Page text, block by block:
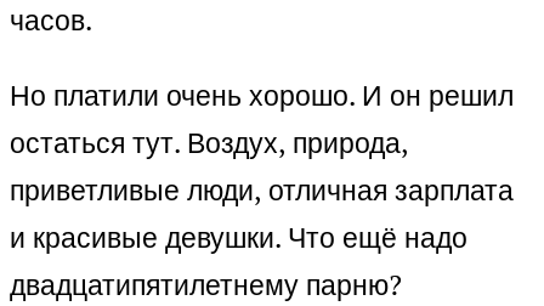
часов.
Но платили очень хорошо. И он решил
остаться тут. Воздух, природа,
приветливые люди, отличная зарплата
и красивые девушки. Что ещё надо
двадцатипятилетнему парню?